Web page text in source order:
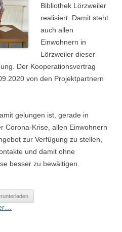
Bibliothek Lörzweiler
realisiert. Damit steht
auch allen
Einwohnern in
Lörzweiler dieser
Der Kooperationsvertrag
von den Projektpartnern
gelungen ist, gerade in
Corona-Krise, allen Einwohnern
zur Verfügung zu stellen,
und damit ohne
besser zu bewältigen.